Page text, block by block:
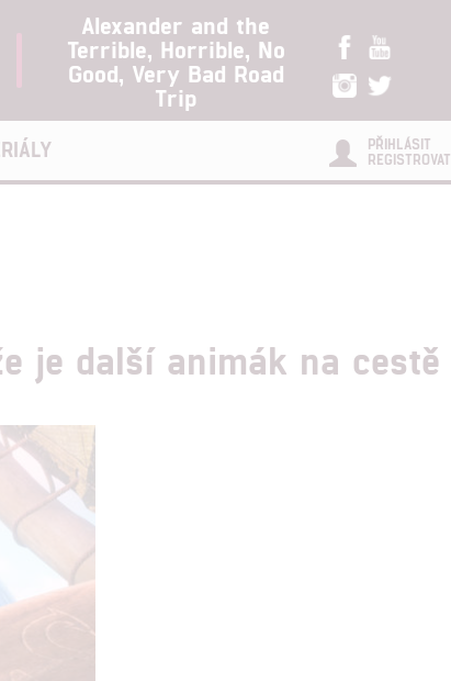
Alexander and the
Terrible, Horrible, No
Good, Very Bad Road
Trip
PŘIHLÁSIT
REGISTROVAT
je další animák na cestě